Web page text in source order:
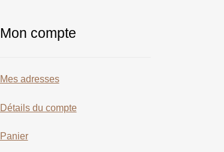
Mon compte
Mes adresses
Détails du compte
Panier